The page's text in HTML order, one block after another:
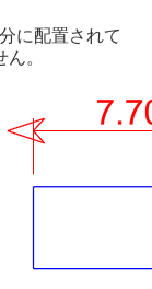
に配置されて
。